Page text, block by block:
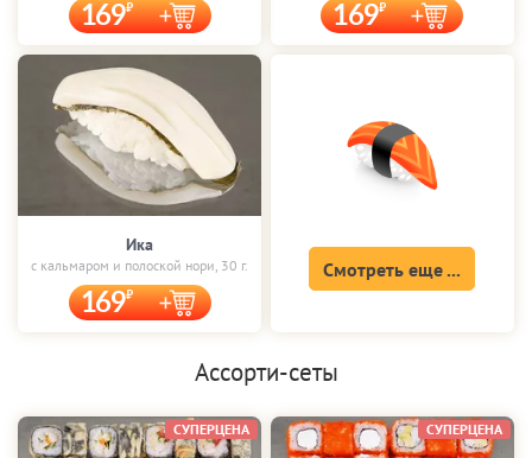
169 169
Ика
с кальмаром и полоской нори, 30 г.
169
Смотреть еще ...
Ассорти-сеты
СУПЕРЦЕНА СУПЕРЦЕНА